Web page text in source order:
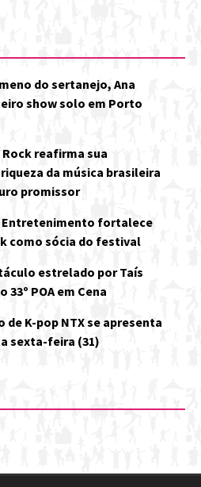
do sertanejo, Ana
show solo em Porto
reafirma sua
da música brasileira
promissor
Entretenimento fortalece
como sócia do festival
estrelado por Taís
POA em Cena
de K-pop NTX se apresenta
sexta-feira (31)